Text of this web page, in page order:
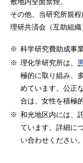
その他、当研究所規程
理研共済会（互助組織
※ 科学研究費助成事
※ 理化学研究所は、
極的に取り組み、
めています。公正
合は、女性を積極
※ 和光地区内には、
ています。詳細に
い合わせください。